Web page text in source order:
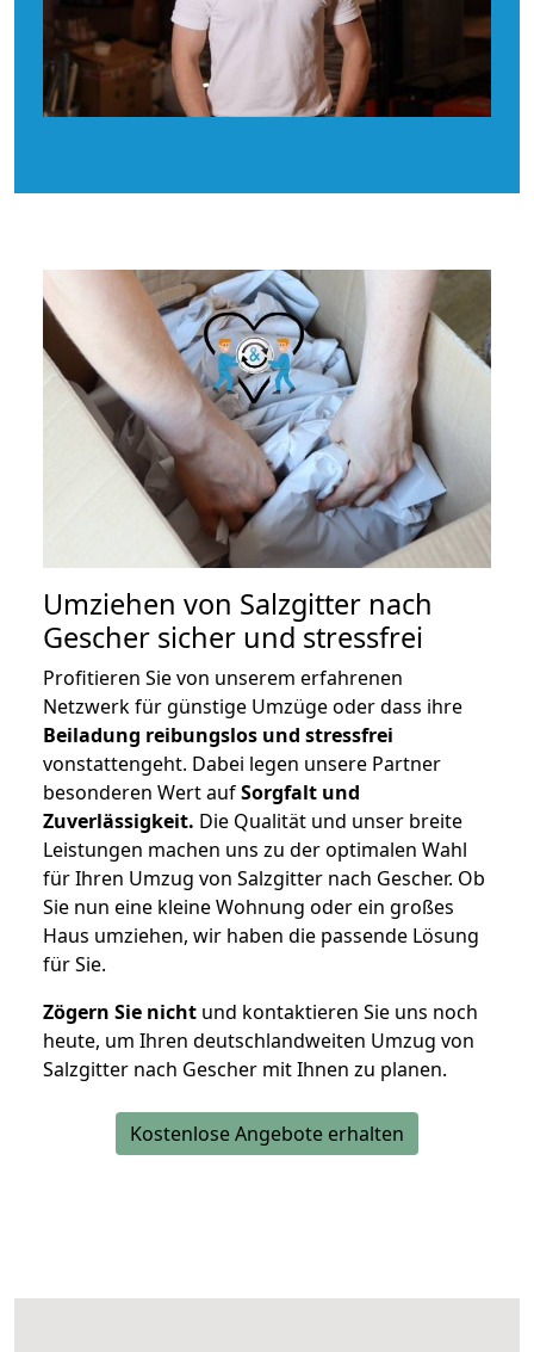
Umziehen von Salzgitter nach
Gescher sicher und stressfrei
Profitieren Sie von unserem erfahrenen
Netzwerk für günstige Umzüge oder dass ihre
Beiladung reibungslos und stressfrei
vonstattengeht. Dabei legen unsere Partner
besonderen Wert aufSorgfalt und
Zuverlässigkeit. Die Qualität und unser breite
Leistungen machen uns zu der optimalen Wahl
für Ihren Umzug von Salzgitter nach Gescher. Ob
Sie nun eine kleine Wohnung oder ein großes
Haus umziehen, wir haben die passende Lösung
für Sie.
Zögern Sie nicht und kontaktieren Sie uns noch
heute, um Ihren deutschlandweiten Umzug von
Salzgitter nach Gescher mit Ihnen zu planen.
Kostenlose Angebote erhalten